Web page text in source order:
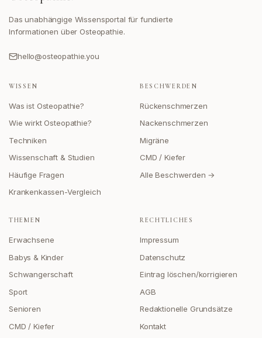
Das unabhängige Wissensportal für fundierte
Informationen über Osteopathie.
hello@osteopathie.you
WISSEN
Was ist Osteopathie?
Wie wirkt Osteopathie?
Techniken
Wissenschaft & Studien
Häufige Fragen
Krankenkassen-Vergleich
BESCHWERDEN
Rückenschmerzen
Nackenschmerzen
Migräne
CMD / Kiefer
Alle Beschwerden →
THEMEN
Erwachsene
Babys & Kinder
Schwangerschaft
Sport
Senioren
CMD / Kiefer
RECHTLICHES
Impressum
Datenschutz
Eintrag löschen/korrigieren
AGB
Redaktionelle Grundsätze
Kontakt